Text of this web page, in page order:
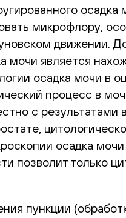
осадка
микрофлору,
мочи является
осадка мочи в
процесс в
с результатами
осадка
позволит только
пункции